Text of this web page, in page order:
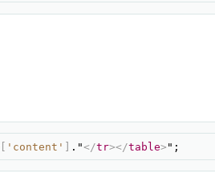
[ 'content' ] ."</tr></table> ";